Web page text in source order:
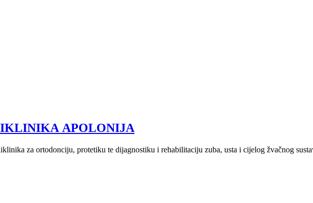
APOLONIJA
za ortodonciju, protetiku te dijagnostiku i rehabilitaciju zuba, usta i cijelog žvačnog